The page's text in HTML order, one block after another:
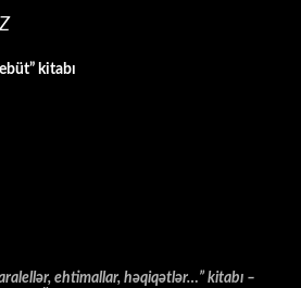
kitabı
ehtimallar, həqiqətlər…” kitabı –